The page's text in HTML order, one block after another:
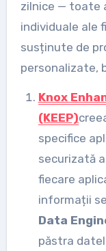
zilnice — toate
individuale ale
susținute de
personalizate,
Knox
(KEEP)
specifice
securizată
fiecare
informații
Data
păstra